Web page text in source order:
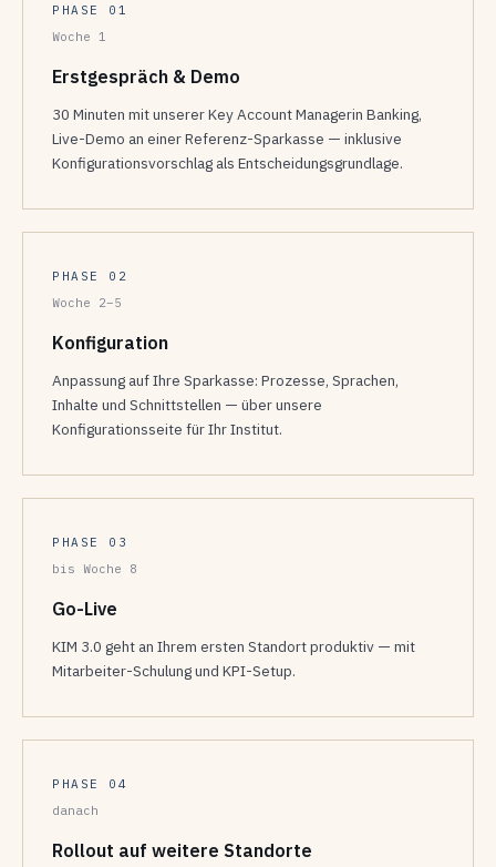
PHASE 01
Woche 1
Erstgespräch & Demo
30 Minuten mit unserer Key Account Managerin Banking,
Live-Demo an einer Referenz-Sparkasse — inklusive
Konfigurationsvorschlag als Entscheidungsgrundlage.
PHASE 02
Woche 2–5
Konfiguration
Anpassung auf Ihre Sparkasse: Prozesse, Sprachen,
Inhalte und Schnittstellen — über unsere
Konfigurationsseite für Ihr Institut.
PHASE 03
bis Woche 8
Go-Live
KIM 3.0 geht an Ihrem ersten Standort produktiv — mit
Mitarbeiter-Schulung und KPI-Setup.
PHASE 04
danach
Rollout auf weitere Standorte